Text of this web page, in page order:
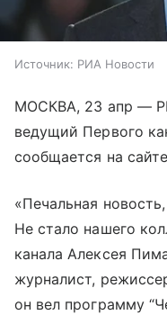
Источник: РИА Новости
МОСКВА, 23 апр —
ведущий Первого
сообщается на
«Печальная
Не стало нашего
канала Алексея
журналист,
он вел программу